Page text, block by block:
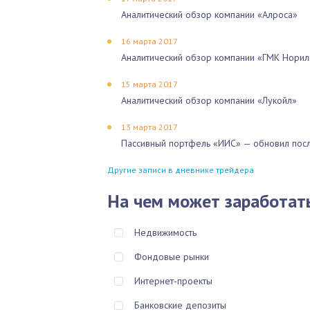
Аналитический обзор компании «Алроса»
16 марта 2017
Аналитический обзор компании «ГМК
15 марта 2017
Аналитический обзор компании «Лукойл»
13 марта 2017
Пассивный портфель «ИИС» — обновил
Другие записи в дневнике трейдера
На чем может
Недвижимость
Фондовые рынки
Интернет-проекты
Банковские депозиты